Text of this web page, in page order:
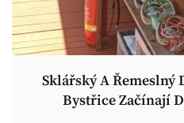
Sklářský A Řemeslný
Bystřice Začínají